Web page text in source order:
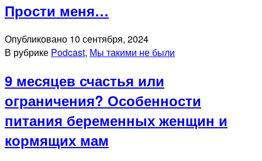
Прости меня…
Опубликовано 10 сентября, 2024
В рубрике Podcast, Мы такими не были
9 месяцев счастья или
ограничения? Особенности
питания беременных женщин и
кормящих мам